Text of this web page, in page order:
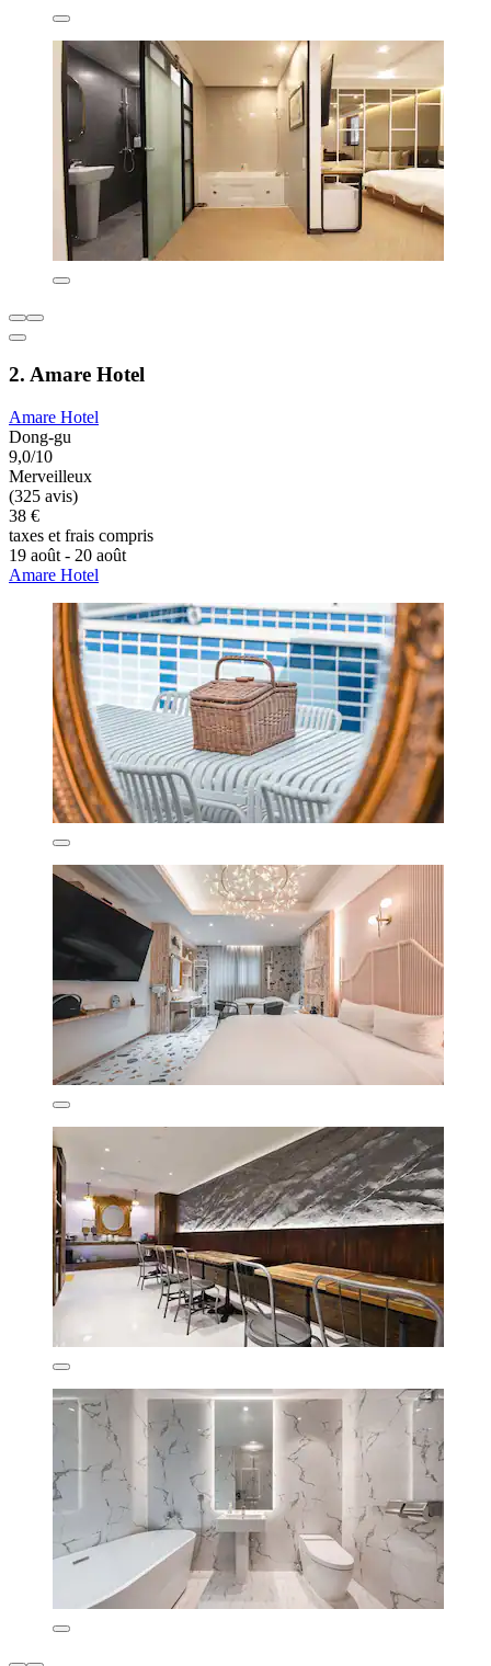
2. Amare Hotel
Amare Hotel
Dong-gu
9,0/10
Merveilleux
(325 avis)
38 €
taxes et frais compris
19 août - 20 août
Amare Hotel